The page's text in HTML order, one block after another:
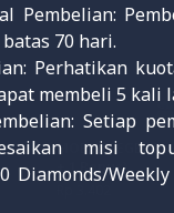
MOBILELEGEND
+ 1 Bonus)
Pembelian:
70 hari.
Perhatikan
membeli 5 kali
Setiap
misi
Diamonds/